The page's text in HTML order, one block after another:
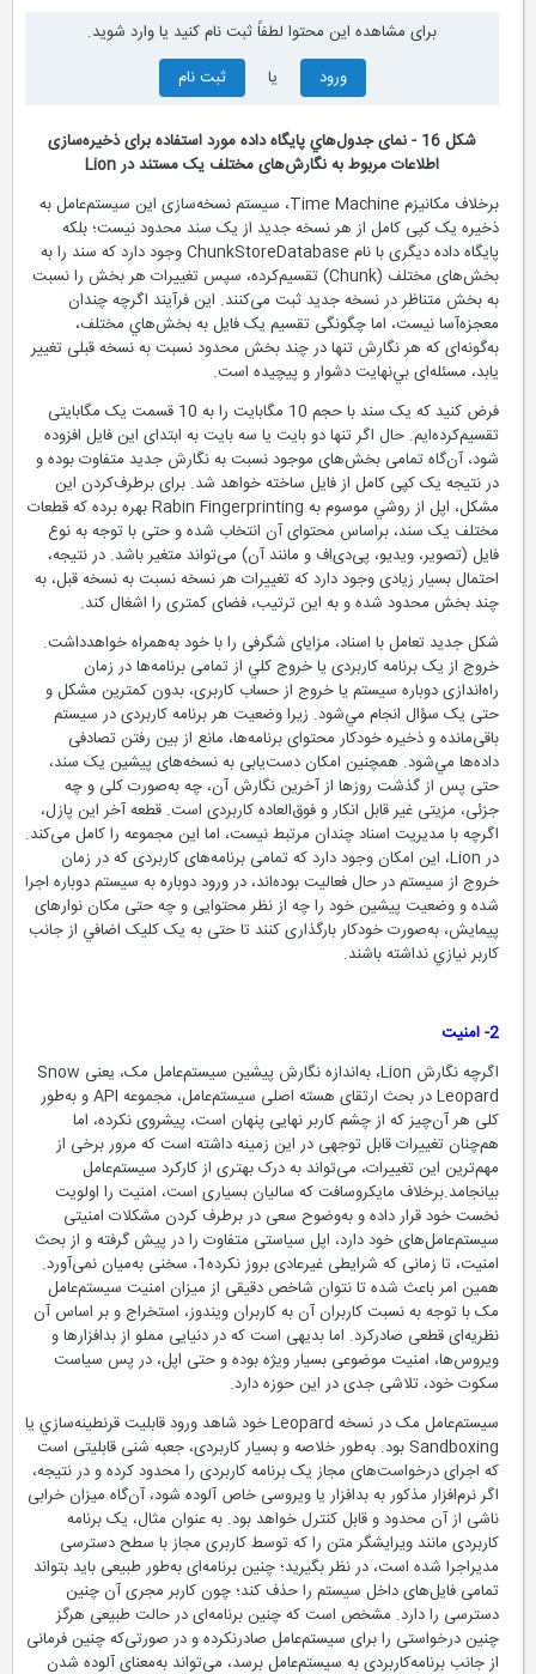
برای مشاهده این محتوا لطفاً ثبت نام کنید یا وارد شوید.
ورود
ثبت نام
شكل 16 - نمای جدول‌هاي پایگاه داده مورد استفاده برای ذخیره‌سازی
اطلاعات مربوط به‌ نگارش‌های مختلف یک مستند در Lion
برخلاف مکانیزم Time Machine، سیستم نسخه‌سازی این سیستم‌عامل به
ذخیره یک کپی کامل از هر نسخه جدید از یک سند محدود نیست؛ بلکه
پایگاه داده دیگری با نام ChunkStoreDatabase وجود دارد که سند را به
بخش‌های مختلف (Chunk) تقسیم‌کرده، سپس تغییرات هر بخش را نسبت
به بخش متناظر در نسخه جدید ثبت می‌کنند. این فرآیند اگرچه چندان
معجزه‌آسا نیست، اما چگونگی تقسیم یک فایل به بخش‌هاي مختلف،
به‌گونه‌ای که هر نگارش تنها در چند بخش محدود نسبت به نسخه قبلی تغییر
یابد، مسئله‌ای بي‌نهایت دشوار و پیچیده است.
فرض کنید که یک سند با حجم 10 مگابایت را به 10 قسمت یک مگابایتی
تقسیم‌کرده‌ایم. حال اگر تنها دو بایت یا سه بایت به ابتدای این فایل افزوده
شود، آن‌گاه تمامی بخش‌های موجود نسبت به نگارش جدید متفاوت بوده و
در نتیجه یک کپی کامل از فایل ساخته خواهد شد. برای برطرف‌كردن این
مشکل، اپل از روشي موسوم به Rabin Fingerprinting بهره برده که قطعات
مختلف یک سند، بر‌اساس محتوای آن انتخاب شده و حتی با توجه به نوع
فایل (تصویر، ویديو، پی‌دی‌اف و مانند آن) می‌تواند متغیر باشد. در نتیجه،
احتمال بسیار زیادی وجود دارد که تغییرات هر نسخه نسبت به نسخه قبل، به
چند بخش محدود شده و به این ترتیب، فضای کمتری را اشغال کند.
شکل جدید تعامل با اسناد، مزایای شگرفی را با خود به‌همراه خواهد‌داشت.
خروج از یک برنامه کاربردی يا خروج كلي از تمامی برنامه‌ها در زمان
راه‌اندازی دوباره سیستم يا خروج از حساب کاربری، بدون کمترین مشکل و
حتی یک سؤال انجام مي‌شود. زيرا وضعیت هر برنامه کاربردی در سیستم
باقی‌مانده و ذخیره خودکار محتوای برنامه‌ها، مانع از بین رفتن تصادفی
داده‌ها مي‌شود. همچنين امکان دست‌یابی به نسخه‌های پیشین یک سند،
حتی پس از گذشت روزها از آخرین نگارش آن، چه به‌صورت کلی و چه
جزئی، مزیتی غیر قابل انکار و فوق‌العاده کاربردی است. قطعه آخر این پازل،
اگرچه با مدیریت اسناد چندان مرتبط نیست، اما این مجموعه را کامل می‌کند.
در Lion، این امکان وجود دارد که تمامی برنامه‌های کاربردی كه در زمان
خروج از سیستم در حال فعالیت بوده‌اند، در ورود دوباره به سیستم دوباره اجرا
شده و وضعیت پیشین خود را چه از نظر محتوایی و چه حتی مکان نوارهای
پیمایش، به‌صورت خودکار بارگذاری کنند تا حتی به یک کلیک اضافي از جانب
کاربر نيازي نداشته باشند.
اگرچه نگارش Lion، به‌اندازه نگارش پیشین سیستم‌عامل مک، یعنی Snow
Leopard در بحث ارتقای هسته اصلی سیستم‌عامل، مجموعه API و به‌طور
کلی هر آن‌چیز که از چشم کاربر نهایی پنهان است، پیشروی نکرده، اما
هم‌چنان تغییرات قابل توجهی در این زمينه ‌‌داشته است که مرور برخی از
مهم‌ترین این تغییرات، می‌تواند به درک بهتری از کارکرد سیستم‌عامل
بیانجامد.برخلاف مایکروسافت که سالیان بسیاری است، امنیت را اولویت
نخست خود قرار داده و به‌وضوح سعی در برطرف كردن مشکلات امنیتی
سیستم‌عامل‌های خود دارد، اپل سیاستی متفاوت را در پیش گرفته و از بحث
امنیت، تا زمانی که شرایطی غیرعادی بروز نکرده1، سخنی به‌میان نمی‌آورد.
همین امر باعث شده تا نتوان شاخص دقیقی از میزان امنیت سیستم‌عامل
مک با توجه به نسبت کاربران آن به کاربران ویندوز، استخراج و بر اساس آن
نظریه‌ای قطعی صادر‌کرد. اما بدیهی است که در دنیایی مملو از بدافزارها و
ویروس‌ها، امنیت موضوعی بسیار ویژه بوده و حتی اپل، در پس سیاست
سکوت خود، تلاشی جدی در این حوزه دارد.
سیستم‌عامل مک در نسخه Leopard خود شاهد ورود قابلیت قرنطينه‌سازي یا
Sandboxing بود. به‌طور خلاصه و بسیار کاربردی، جعبه شنی قابلیتی است
که اجرای درخواست‌های مجاز یک برنامه کاربردی را محدود کرده و در نتیجه،
اگر نرم‌افزار مذکور به بدافزار یا ویروسی خاص آلوده شود، آن‌گاه میزان خرابی
ناشی از آن محدود و قابل کنترل خواهد بود. به عنوان مثال، یک برنامه
کاربردی مانند ويرايشگر متن را که توسط کاربری مجاز با سطح دسترسی
مدیر‌اجرا شده است، در نظر بگیرید؛ چنین برنامه‌ای به‌طور طبیعی باید بتواند
تمامی فایل‌های داخل سیستم را حذف کند؛ چون کاربر مجری آن چنین
دسترسی را دارد. مشخص است که چنین برنامه‌ای در حالت طبیعی هرگز
چنین درخواستی را برای سیستم‌عامل صادر‌نکرده و در صورتی‌که چنین فرمانی
از جانب برنامه‌کاربردی به سیستم‌عامل برسد، می‌تواند به‌معنای آلوده شدن